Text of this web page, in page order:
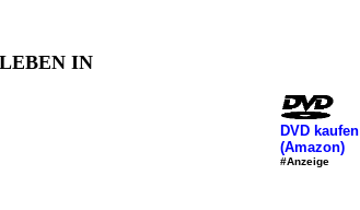
IN
DVD kaufen
(Amazon)
#Anzeige